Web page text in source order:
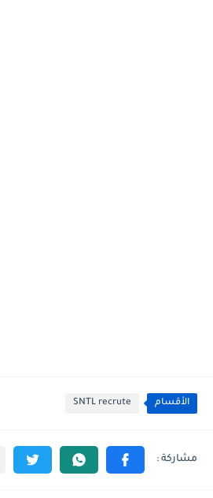
الأقسام SNTL recrute